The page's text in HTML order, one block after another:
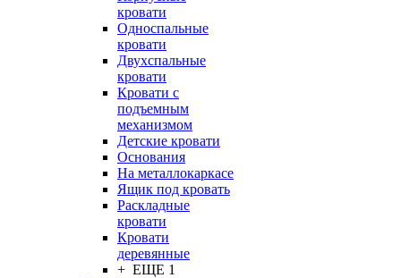
кровати
Односпальные
кровати
Двухспальные
кровати
Кровати с
подъемным
механизмом
Детские кровати
Основания
На металлокаркасе
Ящик под кровать
Раскладные
кровати
Кровати
деревянные
+ ЕЩЕ 1